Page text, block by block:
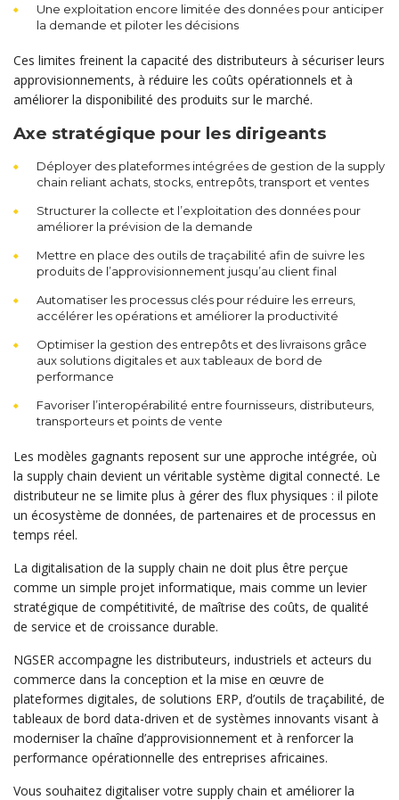
Une exploitation encore limitée des données pour anticiper
la demande et piloter les décisions
Ces limites freinent la capacité des distributeurs à sécuriser leurs
approvisionnements, à réduire les coûts opérationnels et à
améliorer la disponibilité des produits sur le marché.
Axe stratégique pour les dirigeants
Déployer des plateformes intégrées de gestion de la supply
chain reliant achats, stocks, entrepôts, transport et ventes
Structurer la collecte et l’exploitation des données pour
améliorer la prévision de la demande
Mettre en place des outils de traçabilité afin de suivre les
produits de l’approvisionnement jusqu’au client final
Automatiser les processus clés pour réduire les erreurs,
accélérer les opérations et améliorer la productivité
Optimiser la gestion des entrepôts et des livraisons grâce
aux solutions digitales et aux tableaux de bord de
performance
Favoriser l’interopérabilité entre fournisseurs, distributeurs,
transporteurs et points de vente
Les modèles gagnants reposent sur une approche intégrée, où
la supply chain devient un véritable système digital connecté. Le
distributeur ne se limite plus à gérer des flux physiques : il pilote
un écosystème de données, de partenaires et de processus en
temps réel.
La digitalisation de la supply chain ne doit plus être perçue
comme un simple projet informatique, mais comme un levier
stratégique de compétitivité, de maîtrise des coûts, de qualité
de service et de croissance durable.
NGSER accompagne les distributeurs, industriels et acteurs du
commerce dans la conception et la mise en œuvre de
plateformes digitales, de solutions ERP, d’outils de traçabilité, de
tableaux de bord data-driven et de systèmes innovants visant à
moderniser la chaîne d’approvisionnement et à renforcer la
performance opérationnelle des entreprises africaines.
Vous souhaitez digitaliser votre supply chain et améliorer la